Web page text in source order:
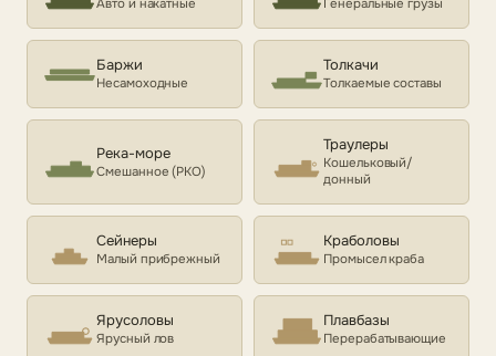
Авто и накатные Генеральные грузы
Баржи
Несамоходные
Толкачи
Толкаемые составы
Река-море
Смешанное (РКО)
Траулеры
Кошельковый/
донный
Сейнеры
Малый прибрежный
Краболовы
Промысел краба
Ярусоловы
Ярусный лов
Плавбазы
Перерабатывающие